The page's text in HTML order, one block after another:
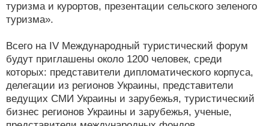
туризма и курортов, презентации сельского зеленого
туризма».
Всего на IV Международный туристический форум
будут приглашены около 1200 человек, среди
которых: представители дипломатического корпуса,
делегации из регионов Украины, представители
ведущих СМИ Украины и зарубежья, туристический
бизнес регионов Украины и зарубежья, ученые,